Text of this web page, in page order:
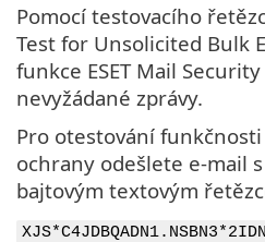
Pomocí testovacího
Test for Unsolicited Bulk
funkce ESET Mail
nevyžádané zprávy.
Pro otestování
ochrany odešlete e-mail
bajtovým textovým